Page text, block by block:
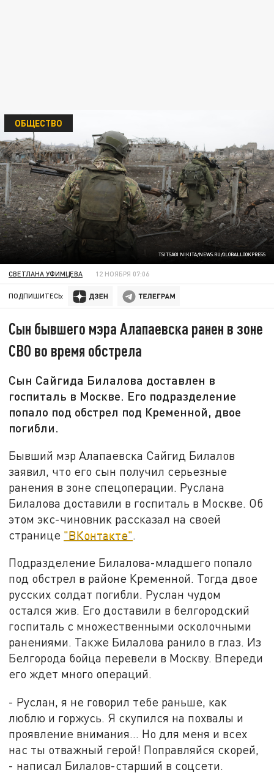
TSITSAGI NIKITA/NEWS.RU/GLOBALLOOKPRESS
ОБЩЕСТВО
СВЕТЛАНА УФИМЦЕВА 12 НОЯБРЯ 07:06
ПОДПИШИТЕСЬ:
Сын бывшего мэра Алапаевска ранен в зоне
СВО во время обстрела
Сын Сайгида Билалова доставлен в
госпиталь в Москве. Его подразделение
попало под обстрел под Кременной, двое
погибли.
Бывший мэр Алапаевска Сайгид Билалов
заявил, что его сын получил серьезные
ранения в зоне спецоперации. Руслана
Билалова доставили в госпиталь в Москве. Об
этом экс-чиновник рассказал на своей
странице "ВКонтакте".
Подразделение Билалова-младшего попало
под обстрел в районе Кременной. Тогда двое
русских солдат погибли. Руслан чудом
остался жив. Его доставили в белгородский
госпиталь с множественными осколочными
ранениями. Также Билалова ранило в глаз. Из
Белгорода бойца перевели в Москву. Впереди
его ждет много операций.
- Руслан, я не говорил тебе раньше, как
люблю и горжусь. Я скупился на похвалы и
проявление внимания… Но для меня и всех
нас ты отважный герой! Поправляйся скорей,
- написал Билалов-старший в соцсети.